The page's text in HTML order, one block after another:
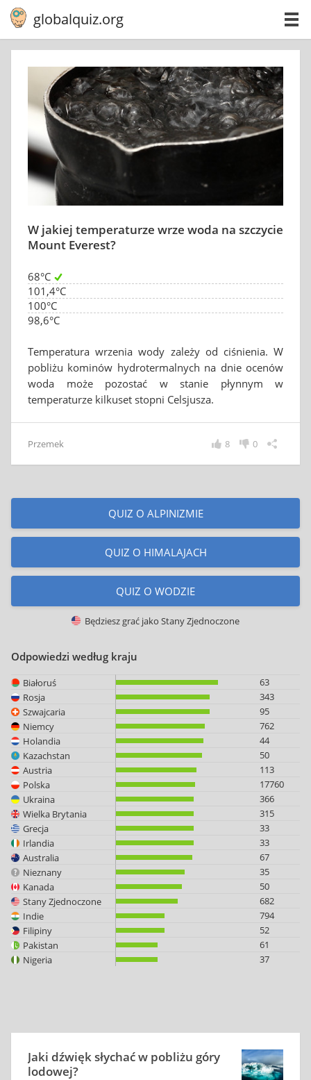
globalquiz.org
W jakiej temperaturze wrze woda na szczycie
Mount Everest?
68°C
101,4°C
100°C
98,6°C
Temperatura wrzenia wody zależy od ciśnienia. W
pobliżu kominów hydrotermalnych na dnie ocenów
woda może pozostać w stanie płynnym w
temperaturze kilkuset stopni Celsjusza.
Przemek 0
8
QUIZ O ALPINIZMIE
QUIZ O HIMALAJACH
QUIZ O WODZIE
Będziesz grać jako Stany Zjednoczone
Odpowiedzi według kraju
Białoruś
63
Rosja
343
Szwajcaria
95
Niemcy
762
Holandia
44
Kazachstan
50
Austria
113
Polska
17760
Ukraina
366
Wielka Brytania
315
Grecja
33
Irlandia
33
Australia
67
Nieznany
35
Kanada
50
Stany Zjednoczone
682
Indie
794
Filipiny
52
Pakistan
61
Nigeria
37
Jaki dźwięk słychać w pobliżu góry
lodowej?